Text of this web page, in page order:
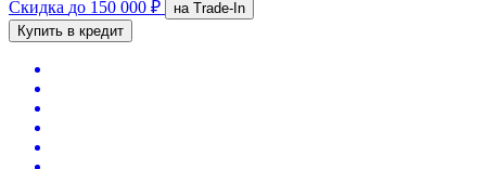
Скидка до 150 000 ₽
на Trade-In
Купить в кредит